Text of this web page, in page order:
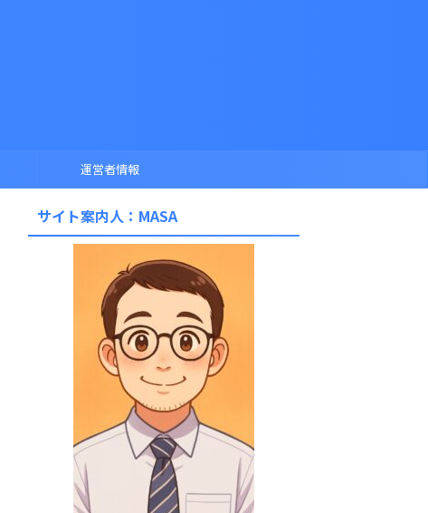
運営者情報
サイト案内人：MASA